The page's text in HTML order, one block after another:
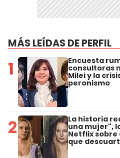
MÁS LEÍDAS DE PERFIL
1 Encuesta
consultoras
Milei y la
peronismo
2 La historia
una mujer",
Netflix sobre
que